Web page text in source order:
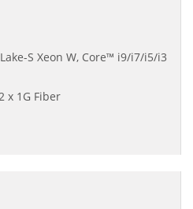
S Xeon W, Core™ i9/i7/i5/i3
x 1G Fiber